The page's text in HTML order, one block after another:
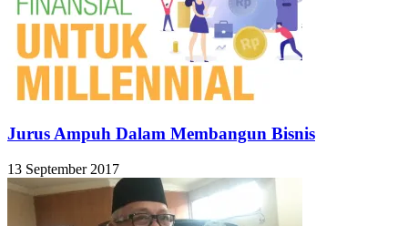
Jurus Ampuh Dalam Membangun Bisnis
13 September 2017